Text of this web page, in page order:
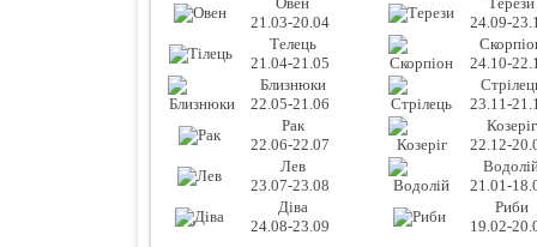
21.03-20.04
24.09-
Телець
21.04-21.05
24.10-
Близнюки
22.05-21.06
23.11-
Рак
22.06-22.07
Козеріг
22.12-
Лев
23.07-23.08
21.01-
Діва
24.08-23.09
Риби
19.02-